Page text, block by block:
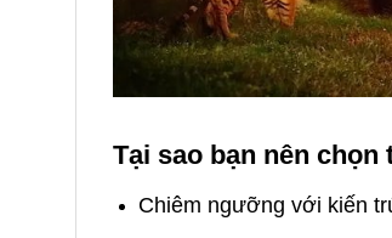
Tại sao bạn nên
Chiêm ngưỡng với kiến